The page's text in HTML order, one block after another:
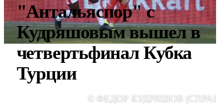
"Антальяспор" с
Кудряшовым вышел в
четвертьфинал Кубка
Турции
© ФЕДОР КУДРЯШОВ